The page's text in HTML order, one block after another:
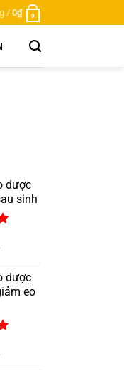
/ 0₫ 0
dược
sinh
dược
eo